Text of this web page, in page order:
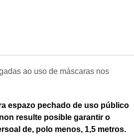
ao uso de máscaras nos
espazo pechado de uso público
resulte posible garantir o
de, polo menos, 1,5 metros.